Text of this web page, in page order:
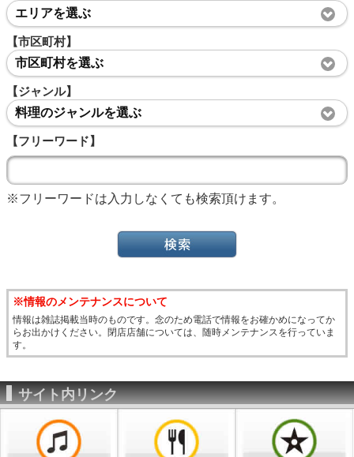
エリアを選ぶ
【市区町村】
市区町村を選ぶ
【ジャンル】
料理のジャンルを選ぶ
【フリーワード】
※フリーワードは入力しなくても検索頂けます。
※情報のメンテナンスについて
情報は雑誌掲載当時のものです。念のため電話で情報をお確かめになってか
らお出かけください。閉店店舗については、随時メンテナンスを行っていま
す。
サイト内リンク